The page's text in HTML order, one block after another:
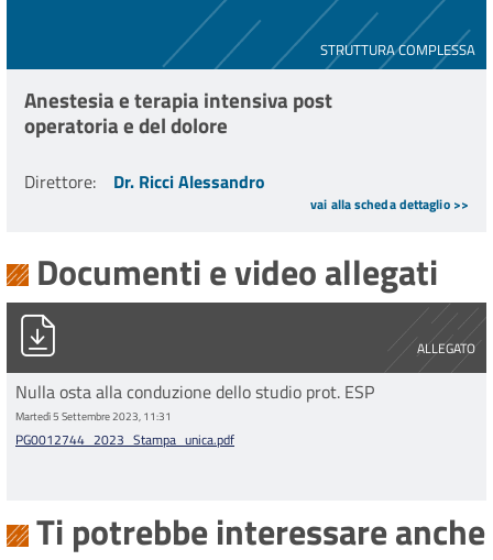
STRUTTURA COMPLESSA
Anestesia e terapia intensiva post
operatoria e del dolore
Direttore: Dr. Ricci Alessandro
vai alla scheda dettaglio >>
Documenti e video allegati
ALLEGATO
PG0012744_2023_Stampa_unica.pdf
Nulla osta alla conduzione dello studio prot. ESP
Martedì 5 Settembre 2023, 11:31
PG0012744_2023_Stampa_unica.pdf
Ti potrebbe interessare anche